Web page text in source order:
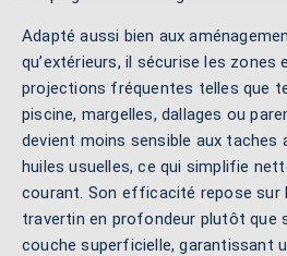
Adapté aussi bien aux
qu’extérieurs, il sécurise les zones
projections fréquentes telles que
piscine, margelles, dallages ou
devient moins sensible aux taches
huiles usuelles, ce qui simplifie
courant. Son efficacité repose sur
travertin en profondeur plutôt que
couche superficielle, garantissant